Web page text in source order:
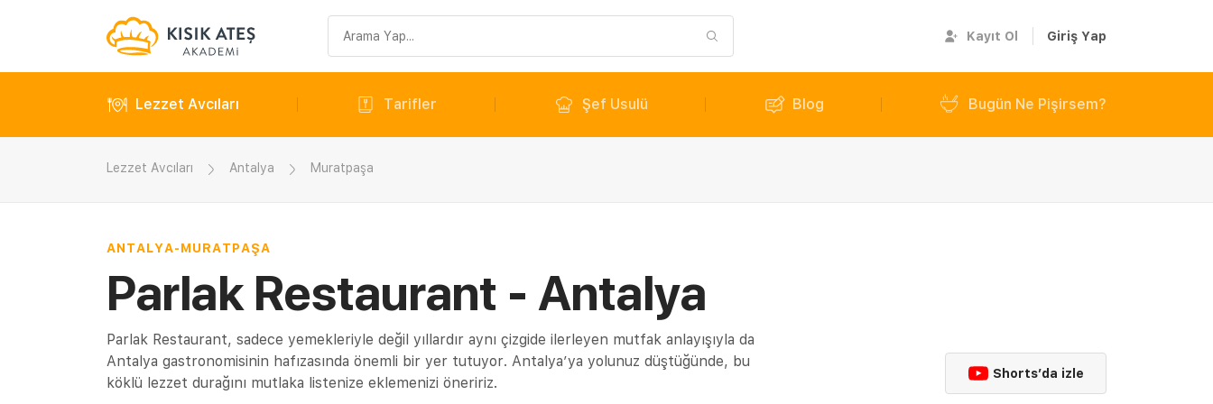
sorgusu
Kayıt Ol Giriş Yap
Lezzet Avcıları Tarifler Şef Usulü Blog Bugün Ne Pişirsem?
Lezzet Avcıları Antalya Muratpaşa
ANTALYA-MURATPAŞA
Parlak Restaurant - Antalya
Parlak Restaurant, sadece yemekleriyle değil yıllardır aynı çizgide ilerleyen mutfak anlayışıyla da
Antalya gastronomisinin hafızasında önemli bir yer tutuyor. Antalya’ya yolunuz düştüğünde, bu
köklü lezzet durağını mutlaka listenize eklemenizi öneririz.
Shorts’da izle